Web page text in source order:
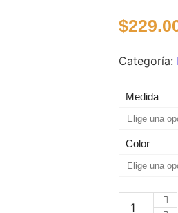
$
Categoría:
Medida
Color